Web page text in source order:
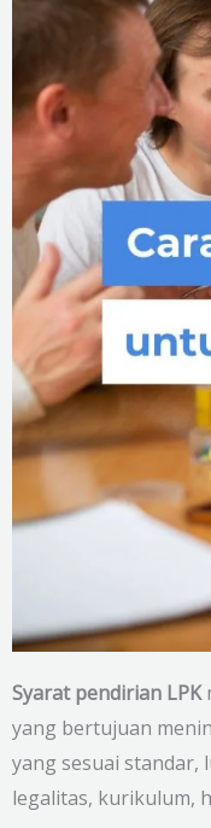
Syarat pendirian LPK
yang bertujuan
yang sesuai standar,
legalitas, kurikulum,